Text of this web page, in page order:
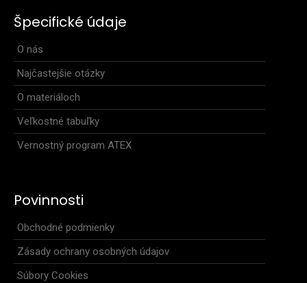
Triatlonová kombinéza s krátkymi rukávmi PRIME
ELITEMinimalistický čierno-biely dizajn, presný strih..
Špecifické údaje
O nás
Najčastejšie otázky
O materiáloch
Veľkostné tabuľky
Vernostný program ATEX
Povinnosti
Obchodné podmienky
Zásady ochrany osobných údajov
Súbory Cookies